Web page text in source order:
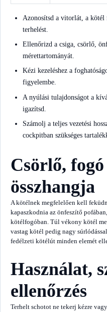
Azonosítsd a vitorlát, a kötél
terhelést.
Ellenőrizd a csiga, csörlő,
mérettartományát.
Kézi kezeléshez a
figyelembe.
A nyúlási tulajdonságot a
igazítsd.
Számolj a teljes vezetési
cockpitban szükséges
Csörlő,
összhangja
A kötélnek megfelelően kell
kapaszkodnia az önfeszítő
kötélfogóban. Túl vékony kötél
vastag kötél pedig nagy
fedélzeti kötélút minden elemét
Használat,
ellenőrzés
Terhelt schotot ne tekerj kézre